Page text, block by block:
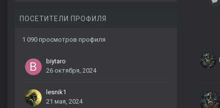
ПОСЕТИТЕЛИ ПРОФИЛЯ
1 090 просмотров профиля
biytaro
26 октября, 2024
lesnik1
21 мая, 2024